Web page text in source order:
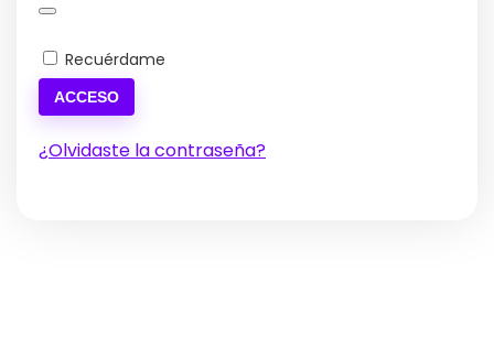
Recuérdame
ACCESO
¿Olvidaste la contraseña?